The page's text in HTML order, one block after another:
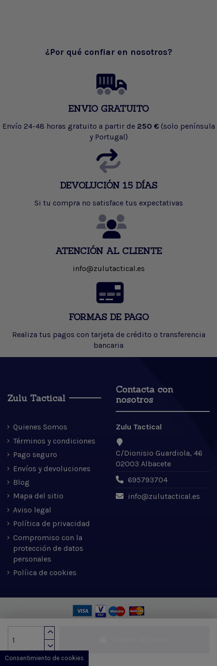
¿Por qué confiar en nosotros?
ENVIO GRATUITO
Envío 24-48 horas gratuito a partir de 250 € (solo península
y Portugal)
DEVOLUCIÓN 15 DÍAS
Si tu compra no satisface tus expectativas
ATENCIÓN AL CLIENTE
info@zulutactical.es
FORMAS DE PAGO
Realiza tus pagos con tarjeta de crédito o transferencia
bancaria
Zulu Tactical
Quienes Somos
Términos y condiciones
Pago seguro
Envíos y devoluciones
Blog
Mapa del sitio
Aviso legal
Política de privacidad
Compromiso con la
protección de datos
personales
Políica de cookies
Contacta con
nosotros
Zulu Tactical
C/Dionisio Guardiola, 46
02003 Albacete
695793704
info@zulutactical.es
Zulu Tactical S.L. © 2022 | Desarrollado por Expertic
Consentimiento de cookies